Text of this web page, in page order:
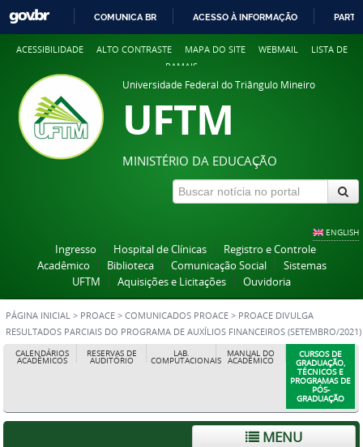
COMUNICA BR ACESSO À INFORMAÇÃO
ACESSIBILIDADE ALTO CONTRASTE MAPA DO SITE WEBMAIL
LISTA DE
RAMAIS
Universidade Federal do Triângulo Mineiro
UFTM
MINISTÉRIO DA EDUCAÇÃO
ENGLISH
Ingresso Hospital de Clínicas
Registro e Controle
Acadêmico
Biblioteca Comunicação Social
Sistemas
UFTM
Aquisições e Licitações Ouvidoria
PÁGINA INICIAL > PROACE > COMUNICADOS PROACE > PROACE DIVULGA
RESULTADOS PARCIAIS DO PROGRAMA DE AUXÍLIOS FINANCEIROS (SETEMBRO/2021)
CALENDÁRIOS
ACADÊMICOS
RESERVAS DE
AUDITÓRIO
LAB.
COMPUTACIONAIS
MANUAL DO
ACADÊMICO
CURSOS DE
GRADUAÇÃO,
TÉCNICOS E
PROGRAMAS DE
PÓS-
GRADUAÇÃO
MENU